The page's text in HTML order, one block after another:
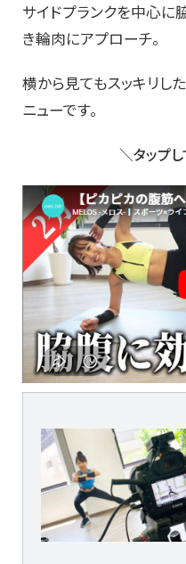
サイドプランクを中心に
き輪肉にアプローチ。
横から見てもスッキリし
ニューです。
＼タップ